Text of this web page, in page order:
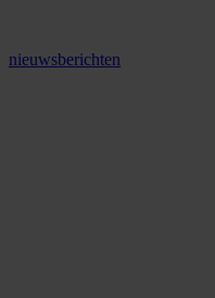
nieuwsberichten